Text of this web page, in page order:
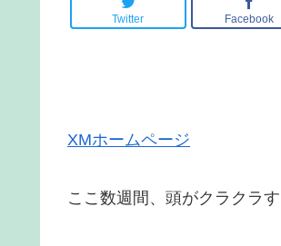
Twitter Facebook
XMホームページ
ここ数週間、頭がクラクラ